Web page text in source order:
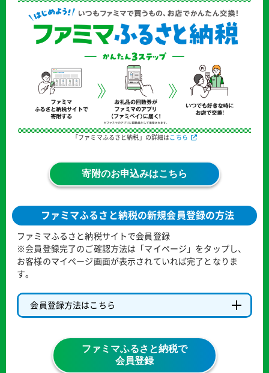
「ファミマふるさと納税」の詳細は こちら
寄附のお申込みはこちら
ファミマふるさと納税の新規会員登録の方法
ファミマふるさと納税サイトで会員登録
※会員登録完了のご確認方法は「マイページ」をタップし、
お客様のマイページ画面が表示されていれば完了となりま
す。
会員登録方法はこちら
ファミマふるさと納税で
会員登録